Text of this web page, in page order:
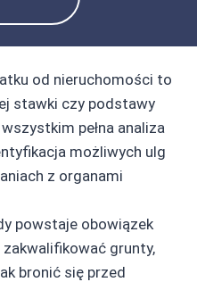
od nieruchomości to
stawki czy podstawy
pełna analiza
możliwych ulg
z organami
powstaje obowiązek
zakwalifikować grunty,
bronić się przed